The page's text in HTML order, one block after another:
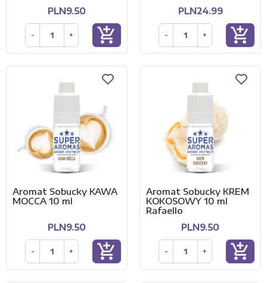
PLN9.50
- + add_shopping_cart
PLN24.99
- + add_shopping_cart
Aromat Sobucky KAWA
MOCCA 10 ml
PLN9.50
- + add_shopping_cart
Aromat Sobucky KREM
KOKOSOWY 10 ml
Rafaello
PLN9.50
- + add_shopping_cart